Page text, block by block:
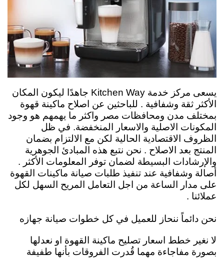
يسعى مركز خدمة Kitchen Way جاهدًا ليكون المكان
الأكثر ثقة وشفافية . للباحثين عن اصلاح ماكينة قهوة
بمختلف مدن ومحافظات مصر واكثر ما يهمهم هو وجود
المكونات الاصلية والاسعار المنخفضة. في ظل
الظروف الاقتصادية الحالية لكن مع الالتزام بضمان
المنتج بعد الاصلاح . نحن نتبع هذه المبادئ الجوهرية
والإرشادات البسيطة لضمان توفر المعلومات الأكثر .
أصالة وشفافية عند تنفيذ طلبات صيانة ماكينات القهوة
على مدار الساعة من اجل التعامل المريح السهل لكل
عملائنا .
نحن دائماً ننحاز للعميل في كل خطوات صيانة جهازه
لا نغير خطط اسعار تصليح ماكينة القهوة او نعدلها
بصورة مفاجاءة مهما قُدرت الفروقات بأنها طفيفة